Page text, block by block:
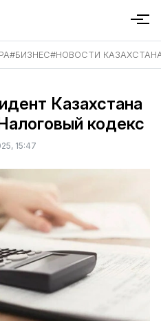
#БИЗНЕС#НОВОСТИ
Казахстана
кодекс
15:47